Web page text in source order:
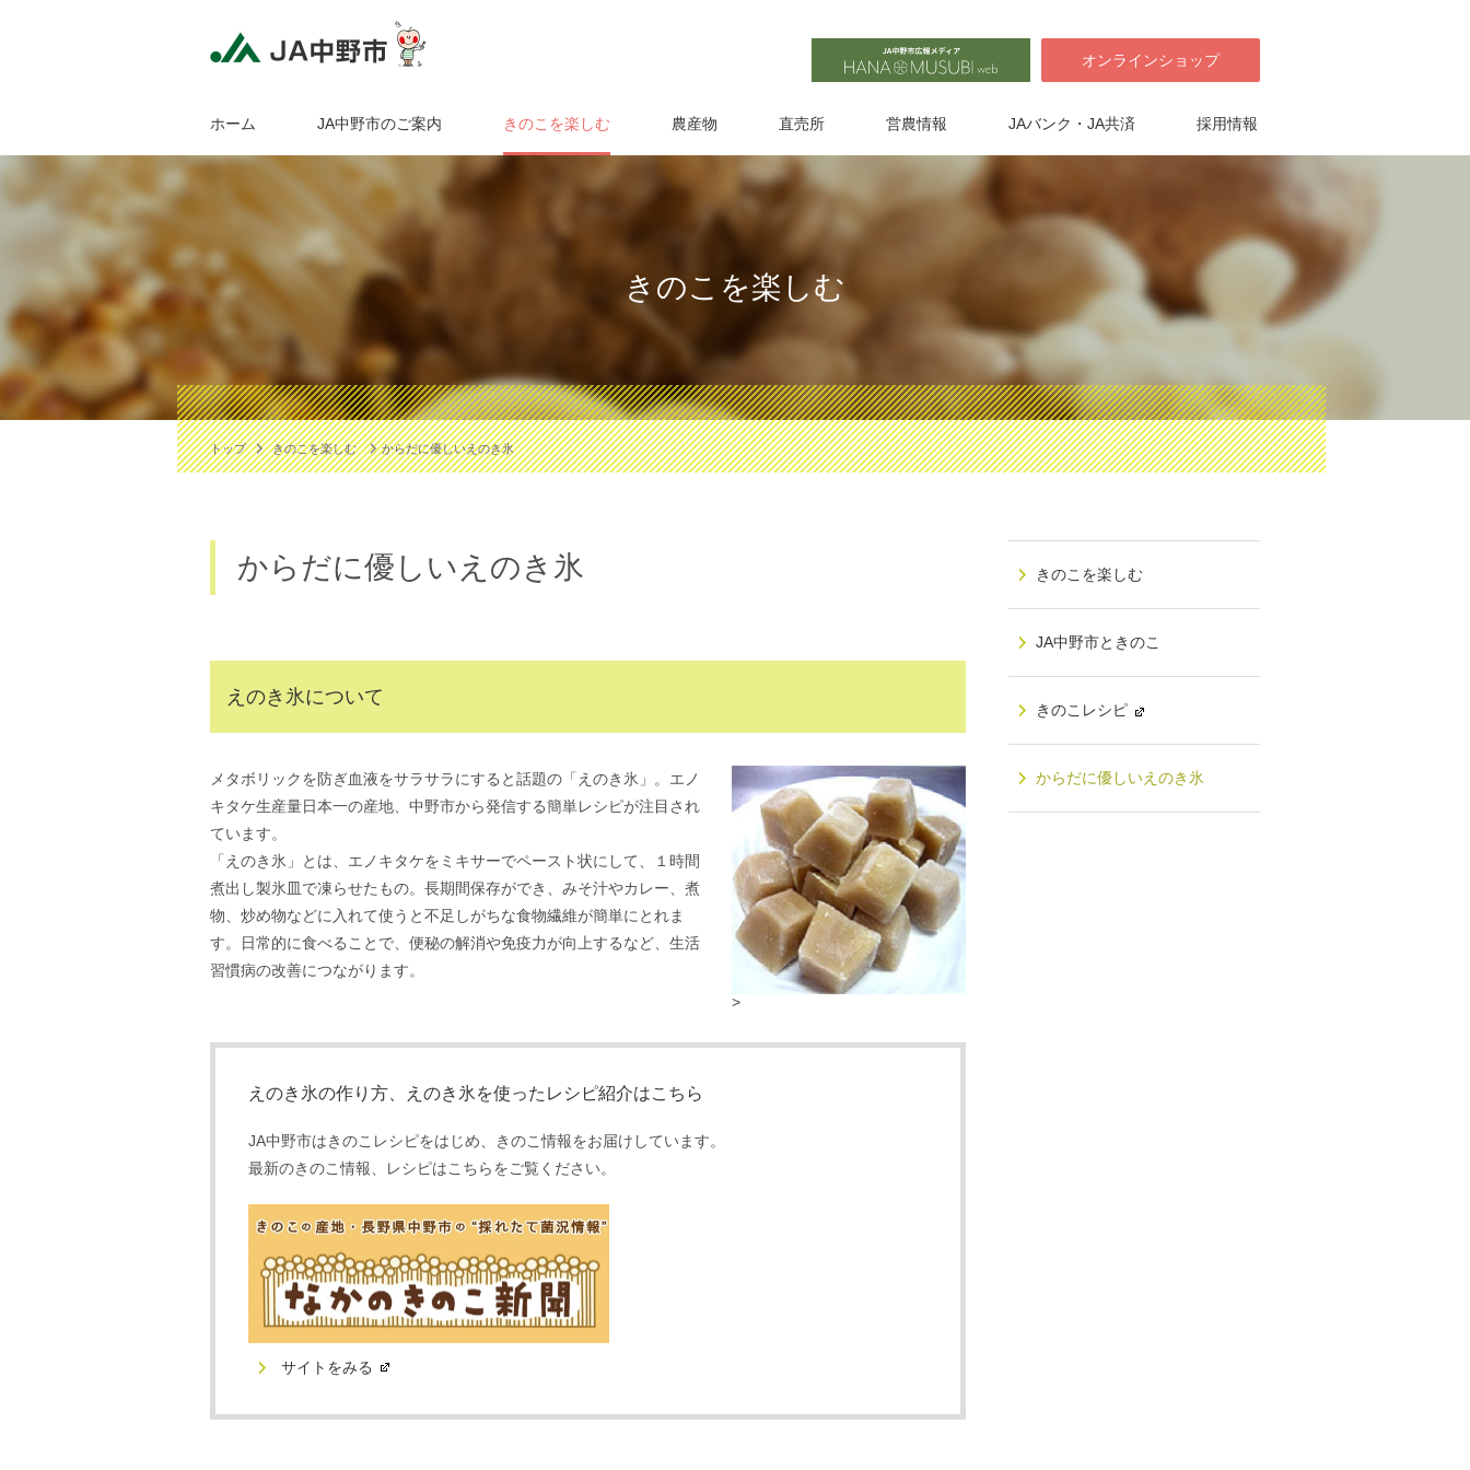
ホーム JA中野市のご案内 きのこを楽しむ 農産物 直売所 営農情報 JAバンク・JA共済 採用情報
オンラインショップ
きのこを楽しむ
トップ きのこを楽しむ からだに優しいえのき氷
からだに優しいえのき氷
えのき氷について
>
メタボリックを防ぎ血液をサラサラにすると話題の「えのき氷」。エノ
キタケ生産量日本一の産地、中野市から発信する簡単レシピが注目され
ています。
「えのき氷」とは、エノキタケをミキサーでペースト状にして、１時間
煮出し製氷皿で凍らせたもの。長期間保存ができ、みそ汁やカレー、煮
物、炒め物などに入れて使うと不足しがちな食物繊維が簡単にとれま
す。日常的に食べることで、便秘の解消や免疫力が向上するなど、生活
習慣病の改善につながります。
えのき氷の作り方、えのき氷を使ったレシピ紹介はこちら
JA中野市はきのこレシピをはじめ、きのこ情報をお届けしています。
最新のきのこ情報、レシピはこちらをご覧ください。
サイトをみる
きのこを楽しむ
JA中野市ときのこ
きのこレシピ
からだに優しいえのき氷